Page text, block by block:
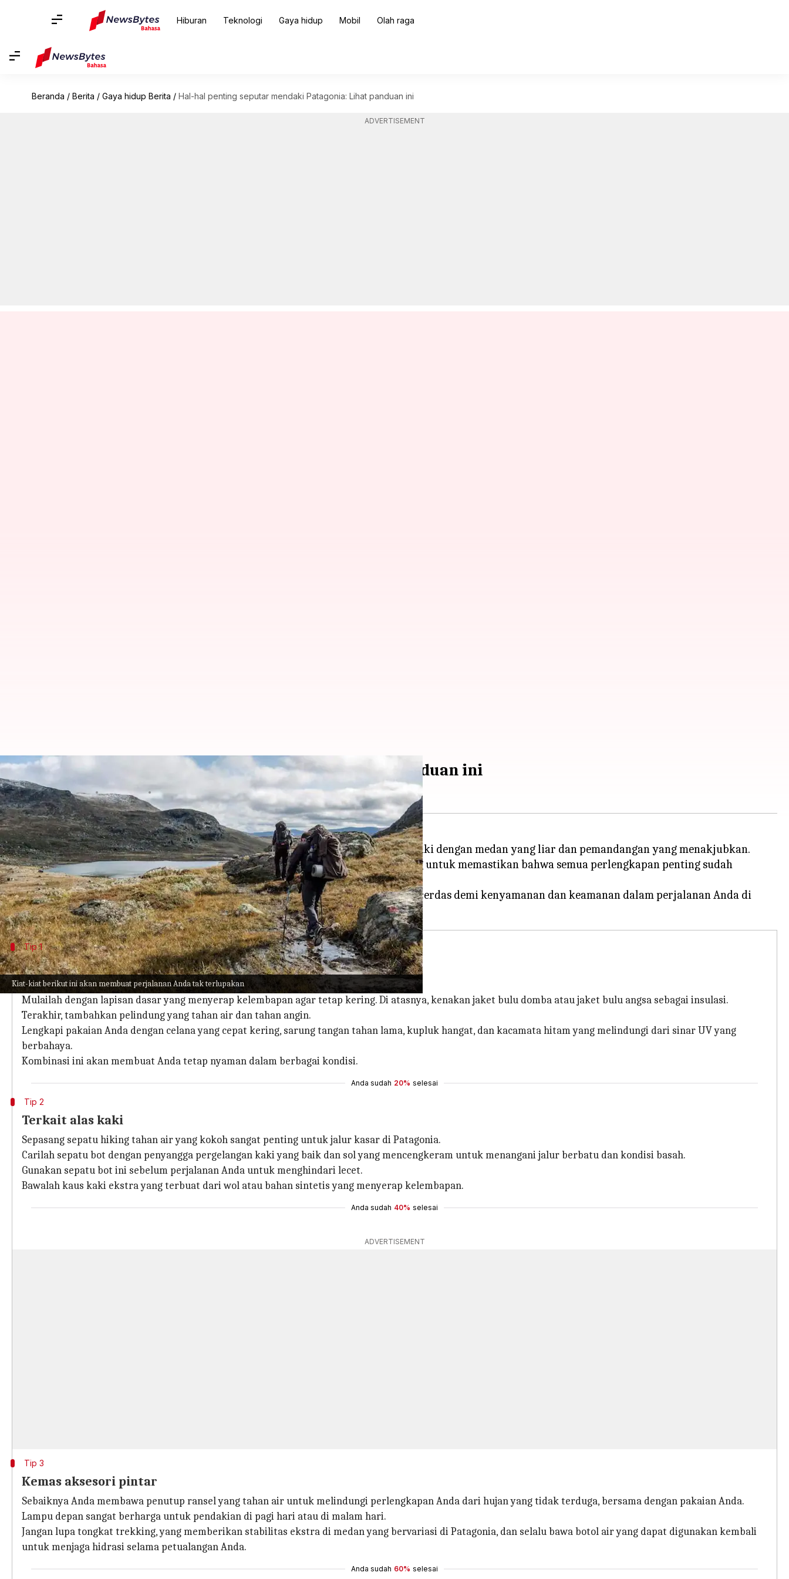
Hiburan Teknologi Gaya hidup Mobil Olah raga
Beranda / Berita / Gaya hidup Berita / Hal-hal penting seputar mendaki Patagonia: Lihat panduan ini
ADVERTISEMENT
Kiat-kiat berikut ini akan membuat perjalanan Anda tak terlupakan
Hal-hal penting seputar mendaki Patagonia: Lihat panduan ini
menulis Taufiq Al Jufri Mar 14, 2024 11:59 am
Apa ceritanya
Patagonia, wilayah yang dibagi oleh Argentina dan Chili, adalah impian para pendaki dengan medan yang liar dan pemandangan yang menakjubkan.
Mempersiapkan pendakian di daerah ini membutuhkan perencanaan yang matang untuk memastikan bahwa semua perlengkapan penting sudah
tersedia.
Cuaca bisa sangat tidak terduga, sehingga sangat penting untuk berkemas dengan cerdas demi kenyamanan dan keamanan dalam perjalanan Anda di
Tip 1
Mulai dengan hal-hal mendasar
Dalam cuaca Patagonia yang selalu berubah-ubah, layering sangatlah penting.
Mulailah dengan lapisan dasar yang menyerap kelembapan agar tetap kering. Di atasnya, kenakan jaket bulu domba atau jaket bulu angsa sebagai insulasi.
Terakhir, tambahkan pelindung yang tahan air dan tahan angin.
Lengkapi pakaian Anda dengan celana yang cepat kering, sarung tangan tahan lama, kupluk hangat, dan kacamata hitam yang melindungi dari sinar UV yang
berbahaya.
Kombinasi ini akan membuat Anda tetap nyaman dalam berbagai kondisi.
Anda sudah 20% selesai
Tip 2
Terkait alas kaki
Sepasang sepatu hiking tahan air yang kokoh sangat penting untuk jalur kasar di Patagonia.
Carilah sepatu bot dengan penyangga pergelangan kaki yang baik dan sol yang mencengkeram untuk menangani jalur berbatu dan kondisi basah.
Gunakan sepatu bot ini sebelum perjalanan Anda untuk menghindari lecet.
Bawalah kaus kaki ekstra yang terbuat dari wol atau bahan sintetis yang menyerap kelembapan.
Anda sudah 40% selesai
ADVERTISEMENT
Tip 3
Kemas aksesori pintar
Sebaiknya Anda membawa penutup ransel yang tahan air untuk melindungi perlengkapan Anda dari hujan yang tidak terduga, bersama dengan pakaian Anda.
Lampu depan sangat berharga untuk pendakian di pagi hari atau di malam hari.
Jangan lupa tongkat trekking, yang memberikan stabilitas ekstra di medan yang bervariasi di Patagonia, dan selalu bawa botol air yang dapat digunakan kembali
untuk menjaga hidrasi selama petualangan Anda.
Anda sudah 60% selesai